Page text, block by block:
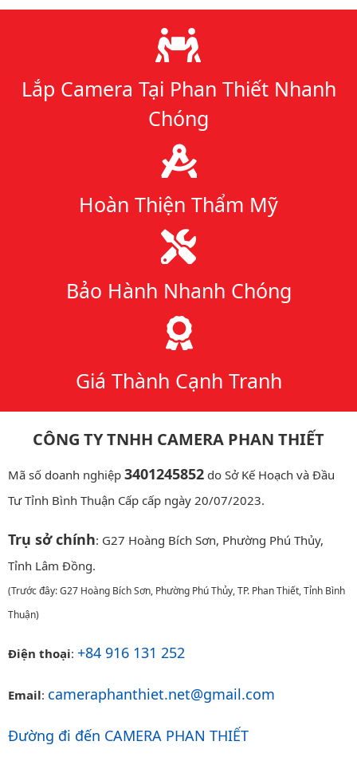
Lý do chọn chúng tôi
Lắp Camera Tại Phan Thiết Nhanh
Chóng
Hoàn Thiện Thẩm Mỹ
Bảo Hành Nhanh Chóng
Giá Thành Cạnh Tranh
CÔNG TY TNHH CAMERA PHAN THIẾT
Mã số doanh nghiệp 3401245852 do Sở Kế Hoạch và Đầu
Tư Tỉnh Bình Thuận Cấp cấp ngày 20/07/2023.
Trụ sở chính: G27 Hoàng Bích Sơn, Phường Phú Thủy,
Tỉnh Lâm Đồng.
(Trước đây: G27 Hoàng Bích Sơn, Phường Phú Thủy, TP. Phan Thiết, Tỉnh Bình
Thuận)
Điện thoại: +84 916 131 252
Email: cameraphanthiet.net@gmail.com
Đường đi đến CAMERA PHAN THIẾT